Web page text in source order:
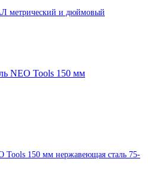
метрический и дюймовый
Tools 150 мм нержавеющая сталь 75-